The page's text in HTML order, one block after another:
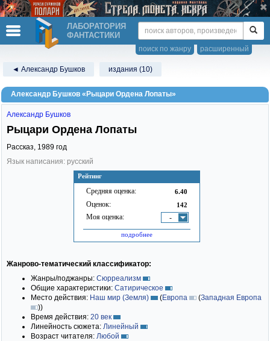
ЛАБОРАТОРИЯ
ФАНТАСТИКИ
расширенный
поиск по жанру
◄ Александр Бушков издания (10)
Александр Бушков «Рыцари Ордена Лопаты»
Рейтинг
Средняя оценка: 6.40
Оценок: 142
Моя оценка: -
подробнее
Александр Бушков
Рыцари Ордена Лопаты
Рассказ, 1989 год
Язык написания: русский
Жанрово-тематический классификатор:
Жанры/поджанры: Сюрреализм
Общие характеристики: Сатирическое
Место действия: Наш мир (Земля) (Европа (Западная Европа
))
Время действия: 20 век
Линейность сюжета: Линейный
Возраст читателя: Любой